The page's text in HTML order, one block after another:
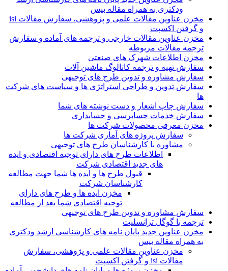
ودکتری به همراه مقاله بیس
مخزن عناوین مقالات علمی و پژوهشی، سفارش مقالات isi
و گرفتن اکسپت
مخزن عناوین مقالات خارجی و ترجمه های آماده و سفارش
ترجمه مقالات مربوطه
مخزن اطلاعات شهرک های صنعتی
سفارش تهیه و ترجمه کاتالوگ ماشین آلات
سفارش مشاوره و تدوین طرح های توجیهی
سفارش تدوین و طراحی استراتژی ها و سیاست های شرکت
ها
سفارش چاپ اشعار و دست نوشته های شما
سفارش خدمات حسابرسی و حسابداری
مخزن معرفی محصولات شرکت ها
سفارش پروژه های آماری شرکت ها
مشاوره با کارشناسان طرح های توجیهی
اطلاعات طرح های دارای توجیه اقتصادی و ایده
های جدید اقتصادی شرکت
قبول طرح ها و ایده ها شما جهت مطالعه
کارشناسان شرکت
مخزن ایده ها و طرح های دارای
توجیه اقتصادی شما بعد از مطالعه
سفارش مشاوره و تدوین طرح های توجیهی
ترجمه با گوگل ترانسلیت
مخزن عناوین جدید پایان نامه های کارشناسی ارشد ودکتری
به همراه مقاله بیس
مخزن عناوین مقالات علمی و پژوهشی، سفارش
مقالات isi و گرفتن اکسپت